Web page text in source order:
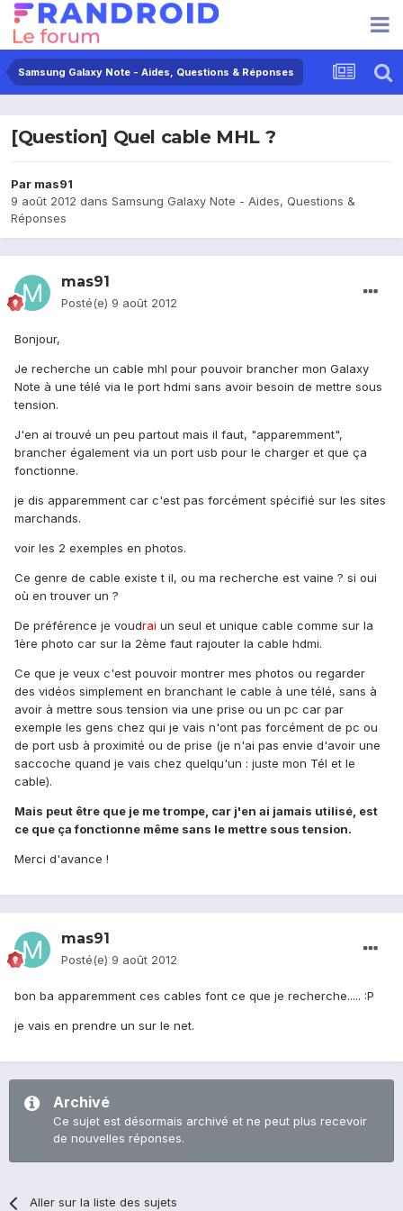
Samsung Galaxy Note - Aides, Questions & Réponses
[Question] Quel cable MHL ?
Par mas91
9 août 2012 dans Samsung Galaxy Note - Aides, Questions &
Réponses
mas91
Posté(e) 9 août 2012
Bonjour,
Je recherche un cable mhl pour pouvoir brancher mon Galaxy
Note à une télé via le port hdmi sans avoir besoin de mettre sous
tension.
J'en ai trouvé un peu partout mais il faut, "apparemment",
brancher également via un port usb pour le charger et que ça
fonctionne.
je dis apparemment car c'est pas forcément spécifié sur les sites
marchands.
voir les 2 exemples en photos.
Ce genre de cable existe t il, ou ma recherche est vaine ? si oui
où en trouver un ?
De préférence je voudrai un seul et unique cable comme sur la
1ère photo car sur la 2ème faut rajouter la cable hdmi.
Ce que je veux c'est pouvoir montrer mes photos ou regarder
des vidéos simplement en branchant le cable à une télé, sans à
avoir à mettre sous tension via une prise ou un pc car par
exemple les gens chez qui je vais n'ont pas forcément de pc ou
de port usb à proximité ou de prise (je n'ai pas envie d'avoir une
saccoche quand je vais chez quelqu'un : juste mon Tél et le
cable).
Mais peut être que je me trompe, car j'en ai jamais utilisé, est
ce que ça fonctionne même sans le mettre sous tension.
Merci d'avance !
mas91
Posté(e) 9 août 2012
bon ba apparemment ces cables font ce que je recherche..... :P
je vais en prendre un sur le net.
Archivé
Ce sujet est désormais archivé et ne peut plus recevoir
de nouvelles réponses.
Aller sur la liste des sujets